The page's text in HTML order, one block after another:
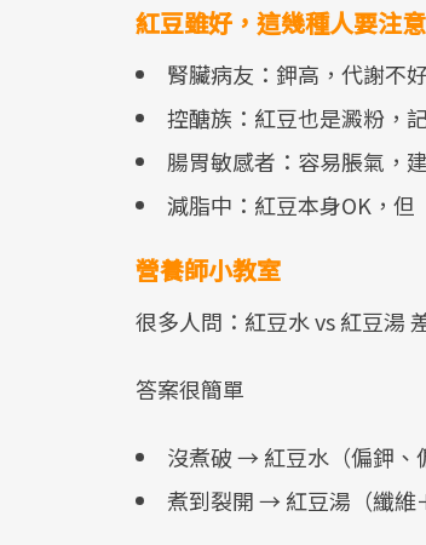
紅豆雖好，這幾種人要注意
腎臟病友：鉀高，代謝不
控醣族：紅豆也是澱粉，
腸胃敏感者：容易脹氣，
減脂中：紅豆本身OK，
營養師小教室
很多人問：紅豆水 vs 紅豆湯
答案很簡單
沒煮破 → 紅豆水（偏鉀、
煮到裂開 → 紅豆湯（纖維